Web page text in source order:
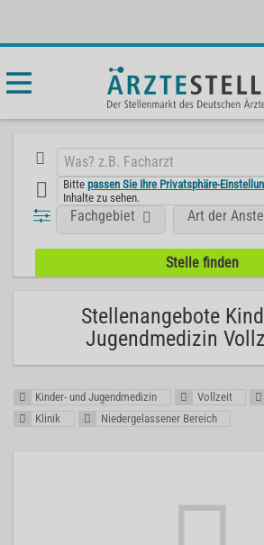
Bittepassen Sie Ihre Privatsphäre-
Inhalte zu sehen.
Fachgebiet Art der
Stellenangebote
Jugendmedizin
Kinder- und Jugendmedizin Vollzeit
Klinik
Niedergelassener Bereich